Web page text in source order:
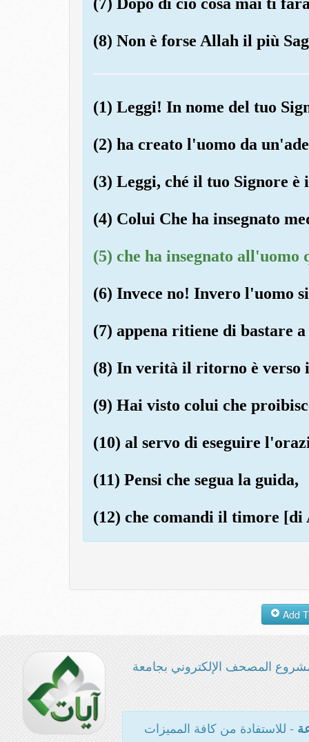
(8) Non è forse Allah il più
(1) Leggi! In nome del tuo
(2) ha creato l'uomo da
(3) Leggi, ché il tuo Signore è
(4) Colui Che ha insegnato
(5) che ha insegnato all'uomo
(6) Invece no! Invero l'uomo
(7) appena ritiene di bastare a
(8) In verità il ritorno è verso
(9) Hai visto colui che
(10) al servo di eseguire
(11) Pensi che segua la guida,
(12) che comandi il timore [di
المصحف الإلكتروني بجامعة
- للاستفادة من كافة المميزات